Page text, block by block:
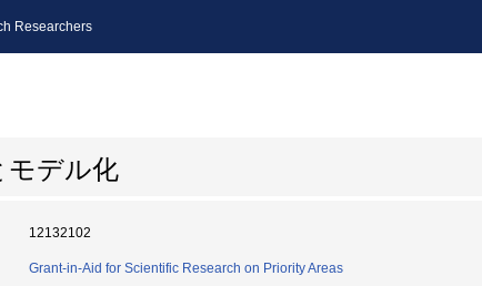
Researchers
モデル化
12132102
Grant-in-Aid for Scientific Research on Priority Areas